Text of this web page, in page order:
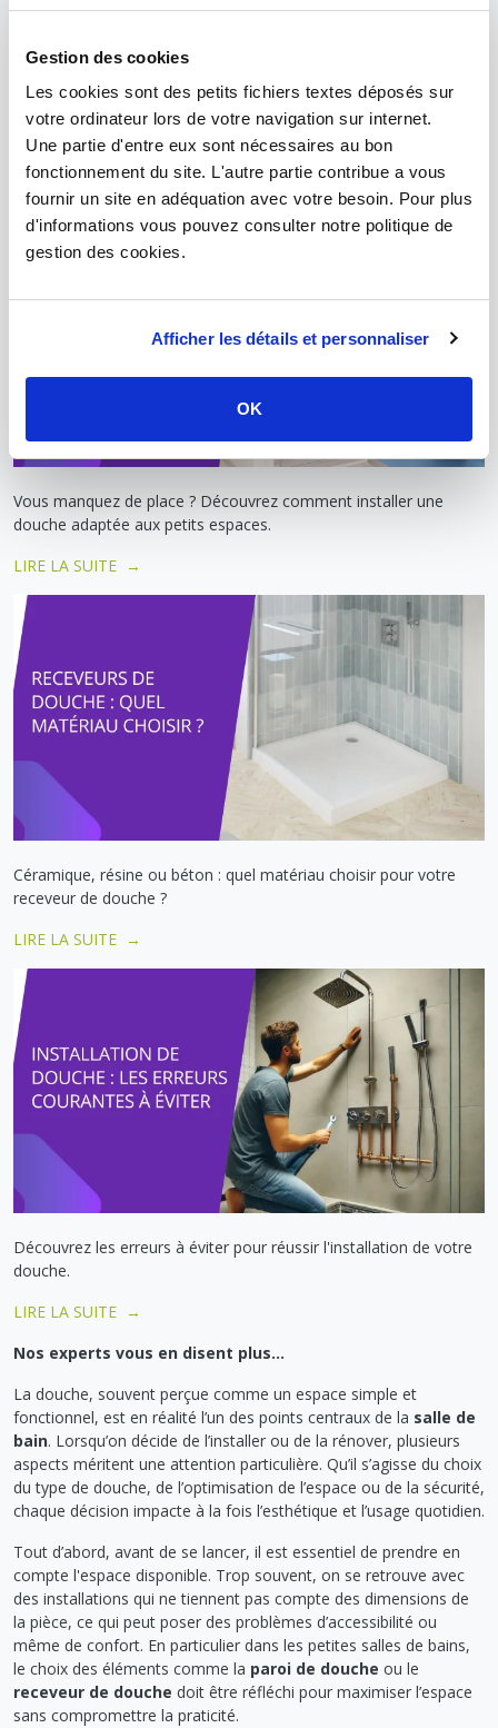
Gestion des cookies
Les cookies sont des petits fichiers textes déposés sur
votre ordinateur lors de votre navigation sur internet.
Une partie d'entre eux sont nécessaires au bon
fonctionnement du site. L'autre partie contribue a vous
fournir un site en adéquation avec votre besoin. Pour plus
d'informations vous pouvez consulter notre politique de
gestion des cookies.
Afficher les détails et personnaliser
OK
Vidage douche
Bondes et siphons pour une
nouvelle installation ou un
BESOIN DE CONSEILS ?
Vous manquez de place ? Découvrez comment installer une
douche adaptée aux petits espaces.
LIRE LA SUITE →
Céramique, résine ou béton : quel matériau choisir pour votre
receveur de douche ?
LIRE LA SUITE →
Découvrez les erreurs à éviter pour réussir l'installation de votre
douche.
LIRE LA SUITE →
Nos experts vous en disent plus...
La douche, souvent perçue comme un espace simple et
fonctionnel, est en réalité l’un des points centraux de la salle de
bain. Lorsqu’on décide de l’installer ou de la rénover, plusieurs
aspects méritent une attention particulière. Qu’il s’agisse du choix
du type de douche, de l’optimisation de l’espace ou de la sécurité,
chaque décision impacte à la fois l’esthétique et l’usage quotidien.
Tout d’abord, avant de se lancer, il est essentiel de prendre en
compte l'espace disponible. Trop souvent, on se retrouve avec
des installations qui ne tiennent pas compte des dimensions de
la pièce, ce qui peut poser des problèmes d’accessibilité ou
même de confort. En particulier dans les petites salles de bains,
le choix des éléments comme la paroi de douche ou le
receveur de douche doit être réfléchi pour maximiser l’espace
sans compromettre la praticité.